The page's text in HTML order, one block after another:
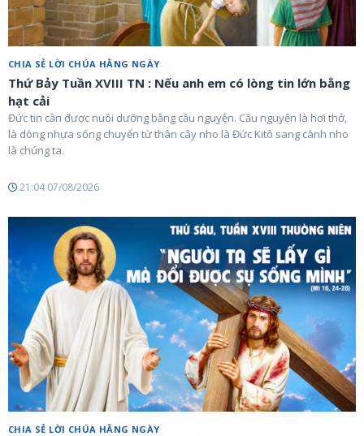
CHIA SẺ LỜI CHÚA HẰNG NGÀY
Thứ Bảy Tuần XVIII TN : Nếu anh em có lòng tin lớn bằng
hạt cải
Đức tin cần được nuôi dưỡng bằng cầu nguyện. Cầu nguyện là hơi thở,
là dòng nhựa sống chuyển từ thân cây nho là Đức Kitô sang cành nho
là chúng ta.
21:04 07/08/2026
CHIA SẺ LỜI CHÚA HẰNG NGÀY